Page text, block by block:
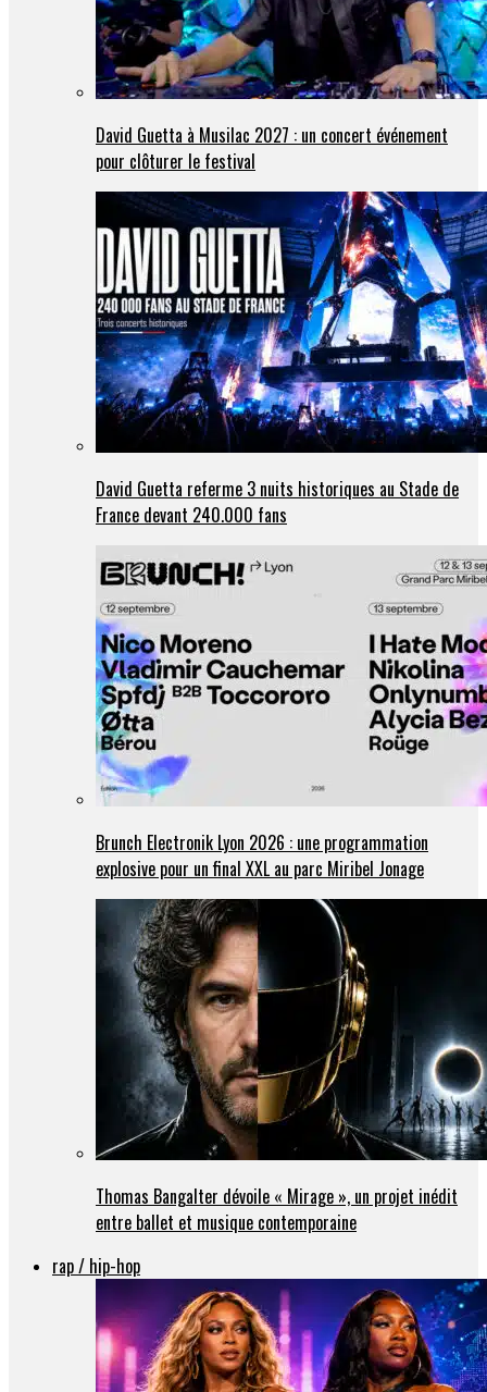
David Guetta à Musilac 2027 : un concert événement
pour clôturer le festival
David Guetta referme 3 nuits historiques au Stade de
France devant 240.000 fans
Brunch Electronik Lyon 2026 : une programmation
explosive pour un final XXL au parc Miribel Jonage
Thomas Bangalter dévoile « Mirage », un projet inédit
entre ballet et musique contemporaine
rap / hip-hop